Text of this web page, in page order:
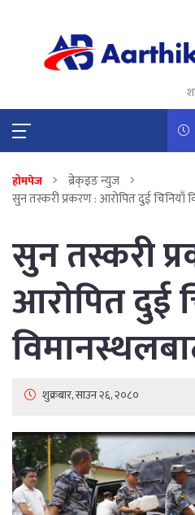
होमपेज
ब्रेक्इङ न्युज
सुन तस्करी प्रकरण : आरोपित दुई चिनियाँ
सुन तस्करी
आरोपित दुई
शुक्रबार, साउन २६, २०८०